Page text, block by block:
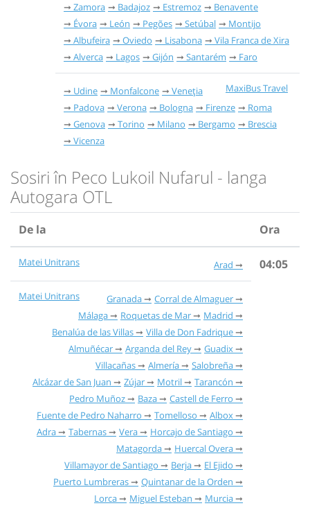
Zamora
Badajoz Estremoz
Benavente
Évora
León Pegões Setúbal
Montijo
Albufeira
Oviedo Lisabona
Vila Franca de Xira
Alverca
Lagos Gijón Santarém Faro
MaxiBus Travel
Udine Monfalcone
Veneția
Padova
Verona Bologna Firenze
Roma
Genova
Torino Milano Bergamo
Brescia
Vicenza
Sosiri în Peco Lukoil Nufarul - langa
Autogara OTL
De la Ora
Matei Unitrans Arad 04:05
Matei Unitrans Granada
Corral de Almaguer
Málaga
Roquetas de Mar
Madrid
Benalúa de las Villas
Villa de Don Fadrique
Almuñécar
Arganda del Rey
Guadix
Villacañas
Almería
Salobreña
Alcázar de San Juan
Zújar Motril
Tarancón
Pedro Muñoz
Baza
Castell de Ferro
Fuente de Pedro Naharro
Tomelloso
Albox
Adra
Tabernas Vera
Horcajo de Santiago
Matagorda
Huercal Overa
Villamayor de Santiago
Berja
El Ejido
Puerto Lumbreras
Quintanar de la Orden
Lorca
Miguel Esteban
Murcia